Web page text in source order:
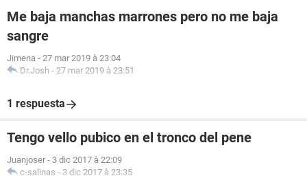
Me baja manchas marrones pero no me baja
sangre
Jimena - 27 mar 2019 à 23:04
Dr.Josh - 27 mar 2019 à 23:51
1 respuesta
Tengo vello pubico en el tronco del pene
Juanjoser - 3 dic 2017 à 22:09
c-salinas - 3 dic 2017 à 23:35